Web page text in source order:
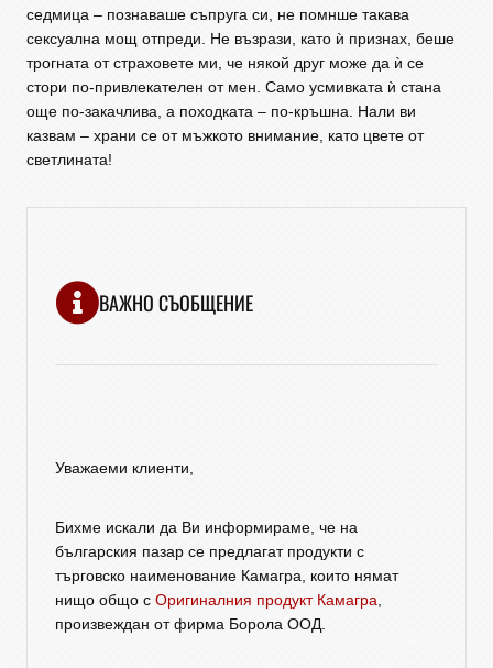
седмица – познаваше съпруга си, не помнше такава
сексуална мощ отпреди. Не възрази, като ѝ признах, беше
трогната от страховете ми, че някой друг може да ѝ се
стори по-привлекателен от мен. Само усмивката ѝ стана
още по-закачлива, а походката – по-кръшна. Нали ви
казвам – храни се от мъжкото внимание, като цвете от
светлината!
ВАЖНО СЪОБЩЕНИЕ
Уважаеми клиенти,
Бихме искали да Ви информираме, че на
българския пазар се предлагат продукти с
търговско наименование Камагра, които нямат
нищо общо с Оригиналния продукт Камагра,
произвеждан от фирма Борола ООД.